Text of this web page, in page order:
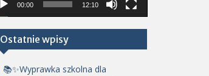
00:00 12:10
Ostatnie wpisy
📚✨Wyprawka szkolna dla